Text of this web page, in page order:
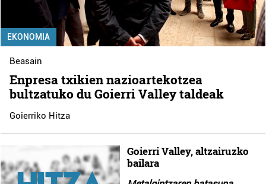
EKONOMIA
Beasain
Enpresa txikien nazioartekotzea
bultzatuko du Goierri Valley taldeak
Goierriko Hitza
Goierri Valley, altzairuzko
bailara